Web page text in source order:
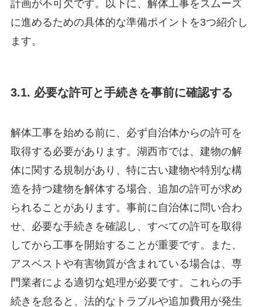
計画が不可欠です。以下に、解体工事をスムーズ
に進めるための具体的な準備ポイントを3つ紹介し
ます。
3.1. 必要な許可と手続きを事前に確認する
解体工事を始める前に、必ず自治体からの許可を
取得する必要があります。湖西市では、建物の解
体に関する規制があり、特に古い建物や特別な構
造を持つ建物を解体する場合、追加の許可が求め
られることがあります。事前に自治体に問い合わ
せ、必要な手続きを確認し、すべての許可を取得
してから工事を開始することが重要です。また、
アスベストや有害物質が含まれている場合は、専
門業者による適切な処理が必要です。これらの手
続きを怠ると、法的なトラブルや追加費用が発生